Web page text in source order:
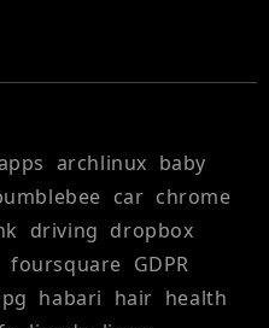
archlinux baby
car chrome
driving dropbox
foursquare GDPR
habari hair health